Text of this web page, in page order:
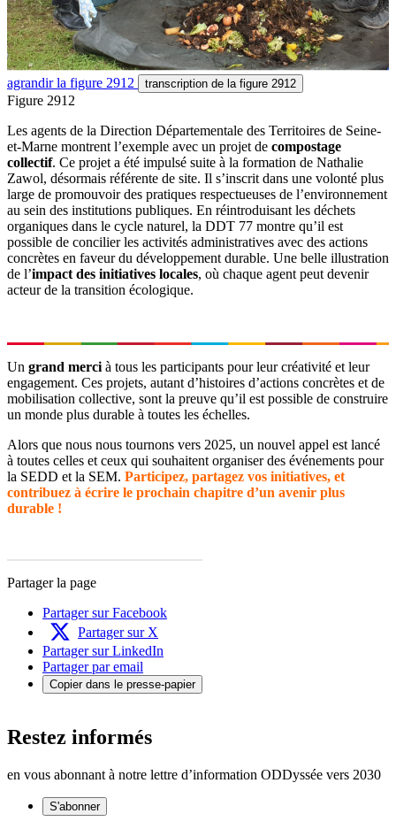
agrandirla figure 2912 transcription de la figure 2912
Figure 2912
Les agents de la Direction Départementale des Territoires de Seine-
et-Marne montrent l’exemple avec un projet de compostage
collectif. Ce projet a été impulsé suite à la formation de Nathalie
Zawol, désormais référente de site. Il s’inscrit dans une volonté plus
large de promouvoir des pratiques respectueuses de l’environnement
au sein des institutions publiques. En réintroduisant les déchets
organiques dans le cycle naturel, la DDT 77 montre qu’il est
possible de concilier les activités administratives avec des actions
concrètes en faveur du développement durable. Une belle illustration
de l’impact des initiatives locales, où chaque agent peut devenir
acteur de la transition écologique.
Un grand merci à tous les participants pour leur créativité et leur
engagement. Ces projets, autant d’histoires d’actions concrètes et de
mobilisation collective, sont la preuve qu’il est possible de construire
un monde plus durable à toutes les échelles.
Alors que nous nous tournons vers 2025, un nouvel appel est lancé
à toutes celles et ceux qui souhaitent organiser des événements pour
la SEDD et la SEM. Participez, partagez vos initiatives, et
contribuez à écrire le prochain chapitre d’un avenir plus
durable !
Partager la page
Partager sur Facebook
Partager sur X
Partager sur LinkedIn
Partager par email
Copier dans le presse-papier
Restez informés
en vous abonnant à notre lettre d’information ODDyssée vers 2030
S'abonner